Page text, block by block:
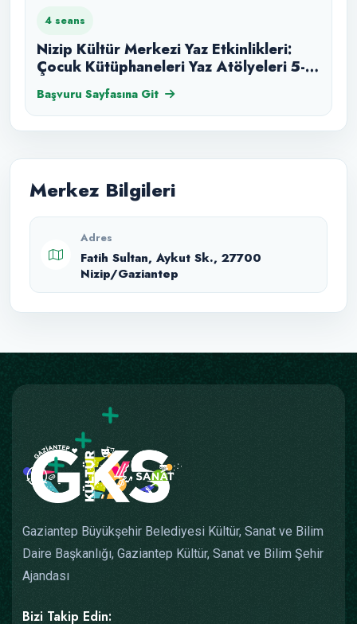
4 seans
Nizip Kültür Merkezi Yaz Etkinlikleri:
Çocuk Kütüphaneleri Yaz Atölyeleri 5-
12 Yaş 28 Temmuz
Başvuru Sayfasına Git
Merkez Bilgileri
Adres
Fatih Sultan, Aykut Sk., 27700
Nizip/Gaziantep
Gaziantep Büyükşehir Belediyesi Kültür, Sanat ve Bilim
Daire Başkanlığı, Gaziantep Kültür, Sanat ve Bilim Şehir
Ajandası
Bizi Takip Edin: